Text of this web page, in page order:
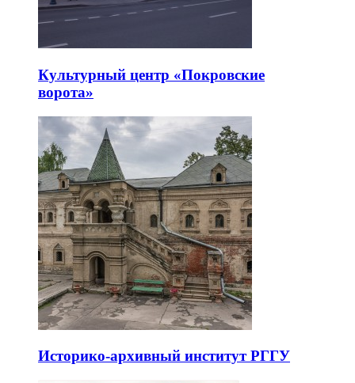
Культурный центр «Покровские
ворота»
Историко-архивный институт РГГУ